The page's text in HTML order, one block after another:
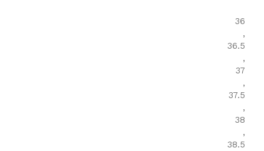
36
,
36.5
,
37
,
37.5
,
38
,
38.5